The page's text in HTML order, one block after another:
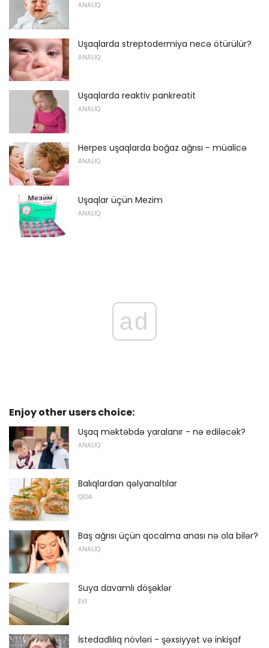
ANALIQ
Uşaqlarda streptodermiya necə ötürülür?
ANALIQ
Uşaqlarda reaktiv pankreatit
ANALIQ
Herpes uşaqlarda boğaz ağrısı - müalicə
ANALIQ
Uşaqlar üçün Mezim
ANALIQ
ad
Enjoy other users choice:
Uşaq məktəbdə yaralanır - nə ediləcək?
ANALIQ
Balıqlardan qəlyanaltılar
QIDA
Baş ağrısı üçün qocalma anası nə ola bilər?
ANALIQ
Suya davamlı döşəklər
EVI
İstedadlılıq növləri - şəxsiyyət və inkişaf